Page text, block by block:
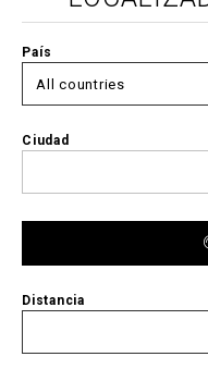
País
Ciudad
Distancia